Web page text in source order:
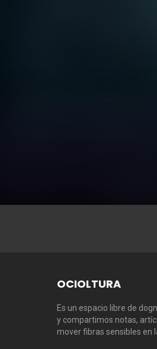
OCIOLTURA
Es un espacio libre de
y compartimos notas,
mover fibras sensibles en